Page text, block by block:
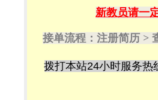
新教员请一
接单流程：注册简历 >
拨打本站24小时服务热